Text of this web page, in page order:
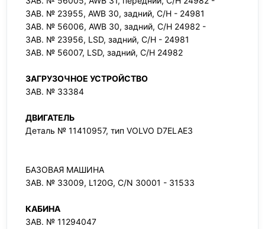
ЗАВ. № 23955, AWB 30, задний, С/Н - 24981
ЗАВ. № 56006, AWB 30, задний, С/Н 24982 -
ЗАВ. № 23956, LSD, задний, С/Н - 24981
ЗАВ. № 56007, LSD, задний, С/Н 24982
ЗАГРУЗОЧНОЕ УСТРОЙСТВО
ЗАВ. № 33384
ДВИГАТЕЛЬ
Деталь № 11410957, тип VOLVO D7ELAE3
БАЗОВАЯ МАШИНА
ЗАВ. № 33009, L120G, C/N 30001 - 31533
КАБИНА
ЗАВ. № 11294047